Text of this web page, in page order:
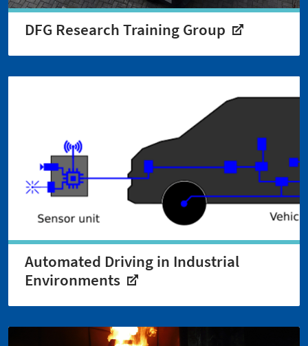
DFG Research Training Group
Automated Driving in Industrial
Environments